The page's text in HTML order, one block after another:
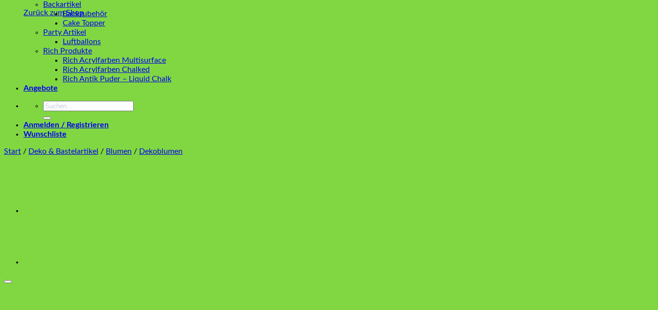
Zurück zum Shop
Backartikel
Backzubehör
Cake Topper
Party Artikel
Luftballons
Rich Produkte
Rich Acrylfarben Multisurface
Rich Acrylfarben Chalked
Rich Antik Puder – Liquid Chalk
Angebote
Suchen
Anmelden / Registrieren
Wunschliste
Start / Deko & Bastelartikel / Blumen / Dekoblumen